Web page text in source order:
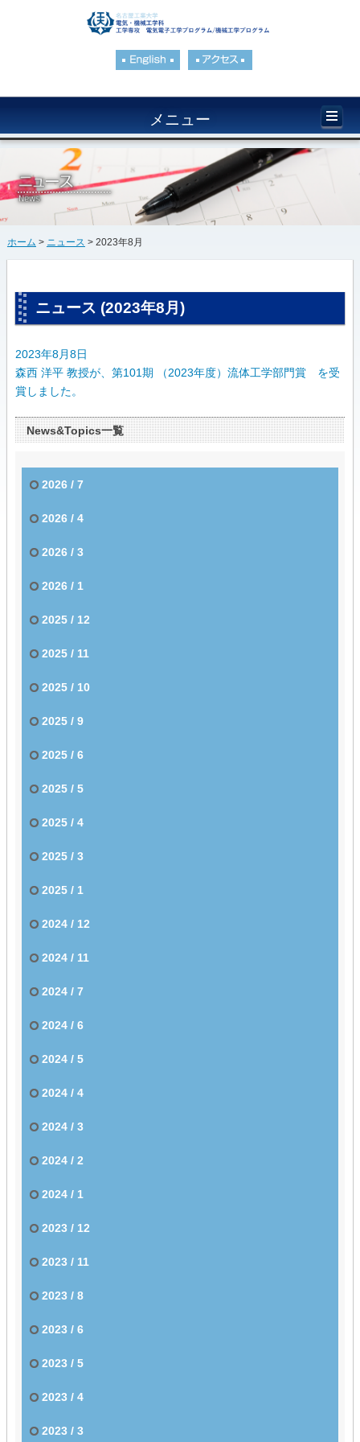
メニュー
ホーム > ニュース > 2023年8月
ニュース (2023年8月)
2023年8月8日
森西 洋平 教授が、第101期 （2023年度）流体工学部門賞 を受
賞しました。
News&Topics一覧
2026 / 7
2026 / 4
2026 / 3
2026 / 1
2025 / 12
2025 / 11
2025 / 10
2025 / 9
2025 / 6
2025 / 5
2025 / 4
2025 / 3
2025 / 1
2024 / 12
2024 / 11
2024 / 7
2024 / 6
2024 / 5
2024 / 4
2024 / 3
2024 / 2
2024 / 1
2023 / 12
2023 / 11
2023 / 8
2023 / 6
2023 / 5
2023 / 4
2023 / 3